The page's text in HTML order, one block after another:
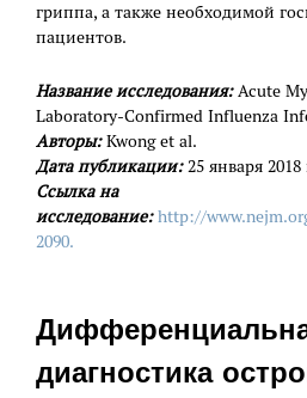
гриппа, а также необходимой
пациентов.
Название исследования:Acute
Laboratory-Confirmed Influenza
Авторы:Kwong et al.
Дата публикации:25 января 2018
Ссылка на
исследование: http://
2090.
диагностика